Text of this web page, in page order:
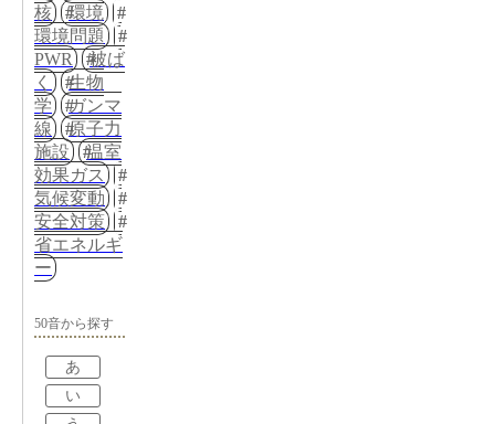
核
環境
環境問題
PWR
被ば
く
生物
学
ガンマ
線
原子力
施設
温室
効果ガス
気候変動
安全対策
省エネルギ
ー
50音から探す
あ
い